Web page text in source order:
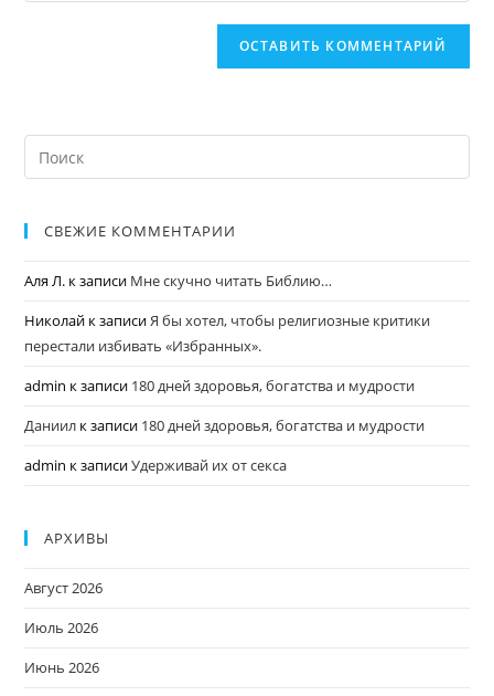
СВЕЖИЕ КОММЕНТАРИИ
Аля Л. к записи Мне скучно читать Библию…
Николай к записиЯ бы хотел, чтобы религиозные критики
перестали избивать «Избранных».
admin к записи 180 дней здоровья, богатства и мудрости
Даниил к записи 180 дней здоровья, богатства и мудрости
admin к записиУдерживай их от секса
АРХИВЫ
Август 2026
Июль 2026
Июнь 2026